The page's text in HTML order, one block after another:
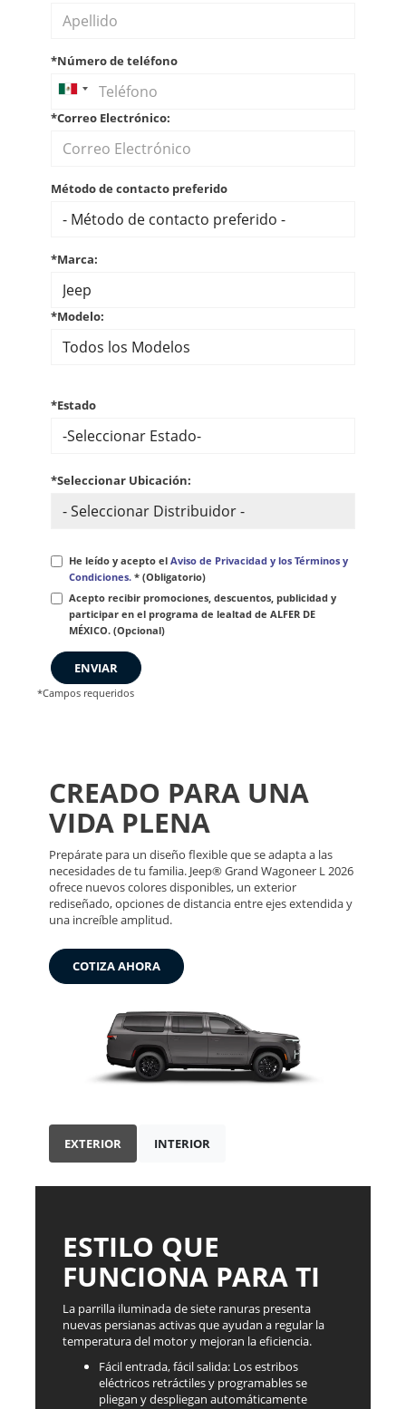
*Número de teléfono
*Correo Electrónico:
Método de contacto preferido
*Marca:
*Modelo:
*Estado
*Seleccionar Ubicación:
He leído y acepto el Aviso de Privacidad y los Términos y
Condiciones. * (Obligatorio)
Acepto recibir promociones, descuentos, publicidad y
participar en el programa de lealtad de ALFER DE
MÉXICO. (Opcional)
ENVIAR
*Campos requeridos
CREADO PARA UNA
VIDA PLENA
Prepárate para un diseño flexible que se adapta a las
necesidades de tu familia. Jeep® Grand Wagoneer L 2026
ofrece nuevos colores disponibles, un exterior
rediseñado, opciones de distancia entre ejes extendida y
una increíble amplitud.
COTIZA AHORA
EXTERIOR INTERIOR
ESTILO QUE
FUNCIONA PARA TI
La parrilla iluminada de siete ranuras presenta
nuevas persianas activas que ayudan a regular la
temperatura del motor y mejoran la eficiencia.
Fácil entrada, fácil salida: Los estribos
eléctricos retráctiles y programables se
pliegan y despliegan automáticamente